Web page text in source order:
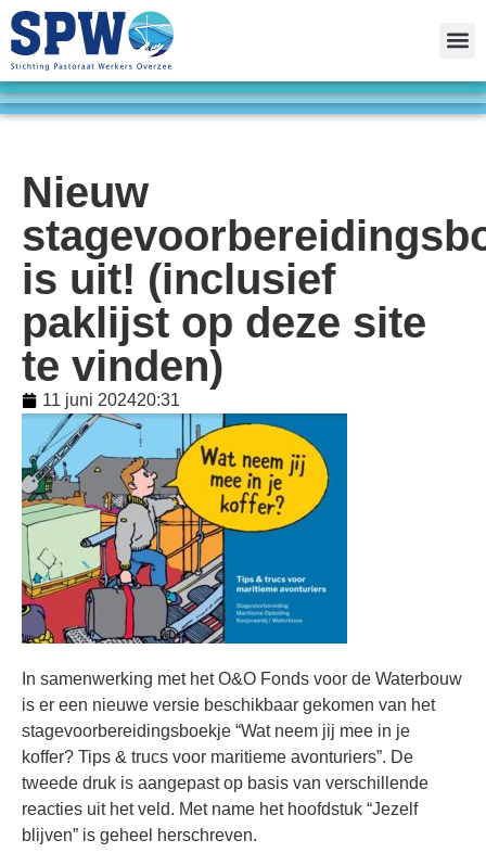
Nieuw
is uit! (inclusief
paklijst op deze site
te vinden)
11 juni 202420:31
In samenwerking met het O&O Fonds voor de Waterbouw
is er een nieuwe versie beschikbaar gekomen van het
stagevoorbereidingsboekje “Wat neem jij mee in je
koffer? Tips & trucs voor maritieme avonturiers”. De
tweede druk is aangepast op basis van verschillende
reacties uit het veld. Met name het hoofdstuk “Jezelf
blijven” is geheel herschreven.